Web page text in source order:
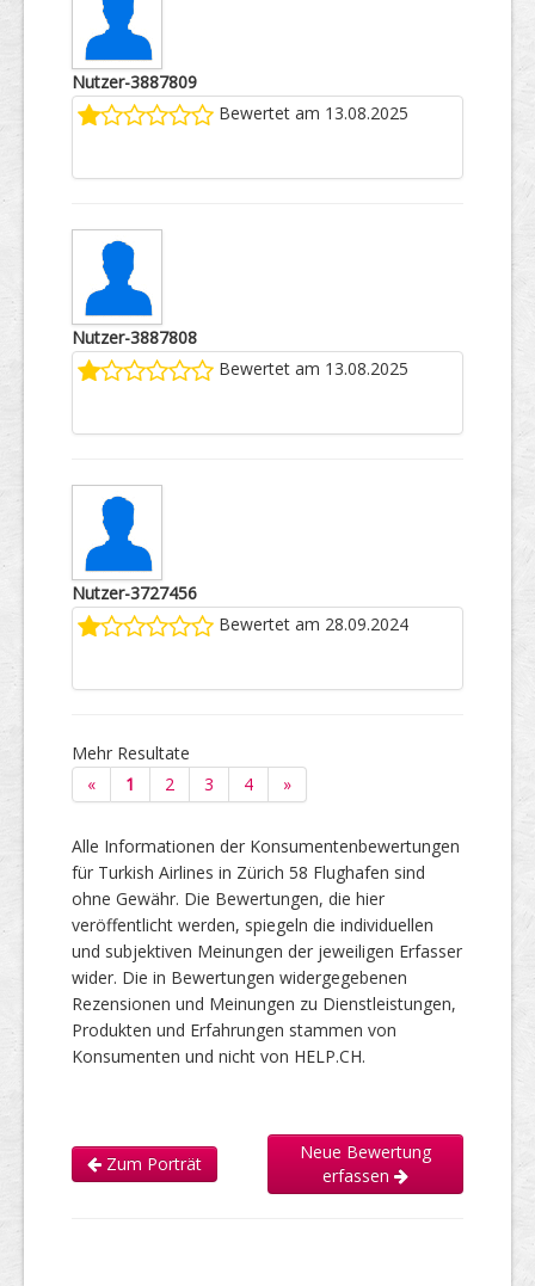
Nutzer-3887809
Bewertet am 13.08.2025
Nutzer-3887808
Bewertet am 13.08.2025
Nutzer-3727456
Bewertet am 28.09.2024
Mehr Resultate
«
1 2 3 4 »
Alle Informationen der Konsumentenbewertungen
für Turkish Airlines in Zürich 58 Flughafen sind
ohne Gewähr. Die Bewertungen, die hier
veröffentlicht werden, spiegeln die individuellen
und subjektiven Meinungen der jeweiligen Erfasser
wider. Die in Bewertungen widergegebenen
Rezensionen und Meinungen zu Dienstleistungen,
Produkten und Erfahrungen stammen von
Konsumenten und nicht von HELP.CH.
Zum Porträt
Neue Bewertung
erfassen